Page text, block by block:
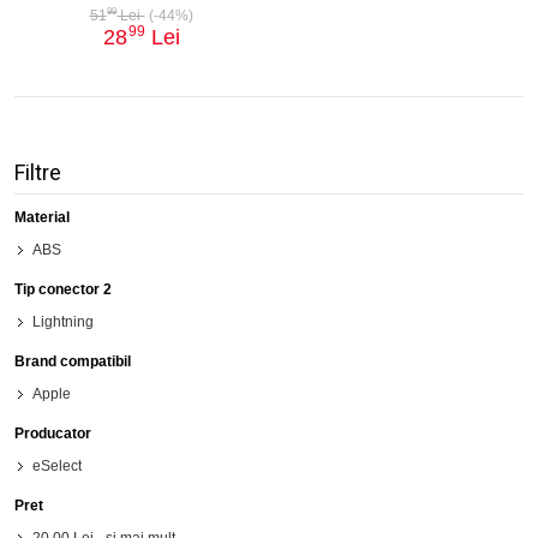
5199Lei (-44%)
2899 Lei
Filtre
Material
ABS
Tip conector 2
Lightning
Brand compatibil
Apple
Producator
eSelect
Pret